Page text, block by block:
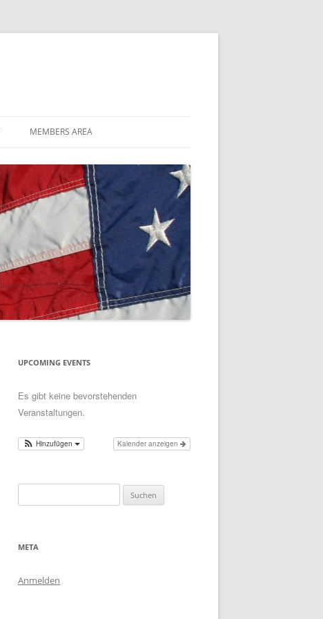
MEMBERS AREA
UPCOMING EVENTS
Es gibt keine bevorstehenden
Veranstaltungen.
Kalender anzeigen
Hinzufügen
nach:
META
Anmelden